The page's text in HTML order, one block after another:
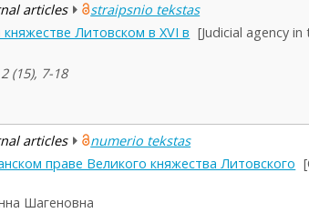
articles straipsnio tekstas
Литовском в XVI в [Judicial agency
(15), 7-18
articles numerio tekstas
праве Великого княжества Литовского
Шагеновна